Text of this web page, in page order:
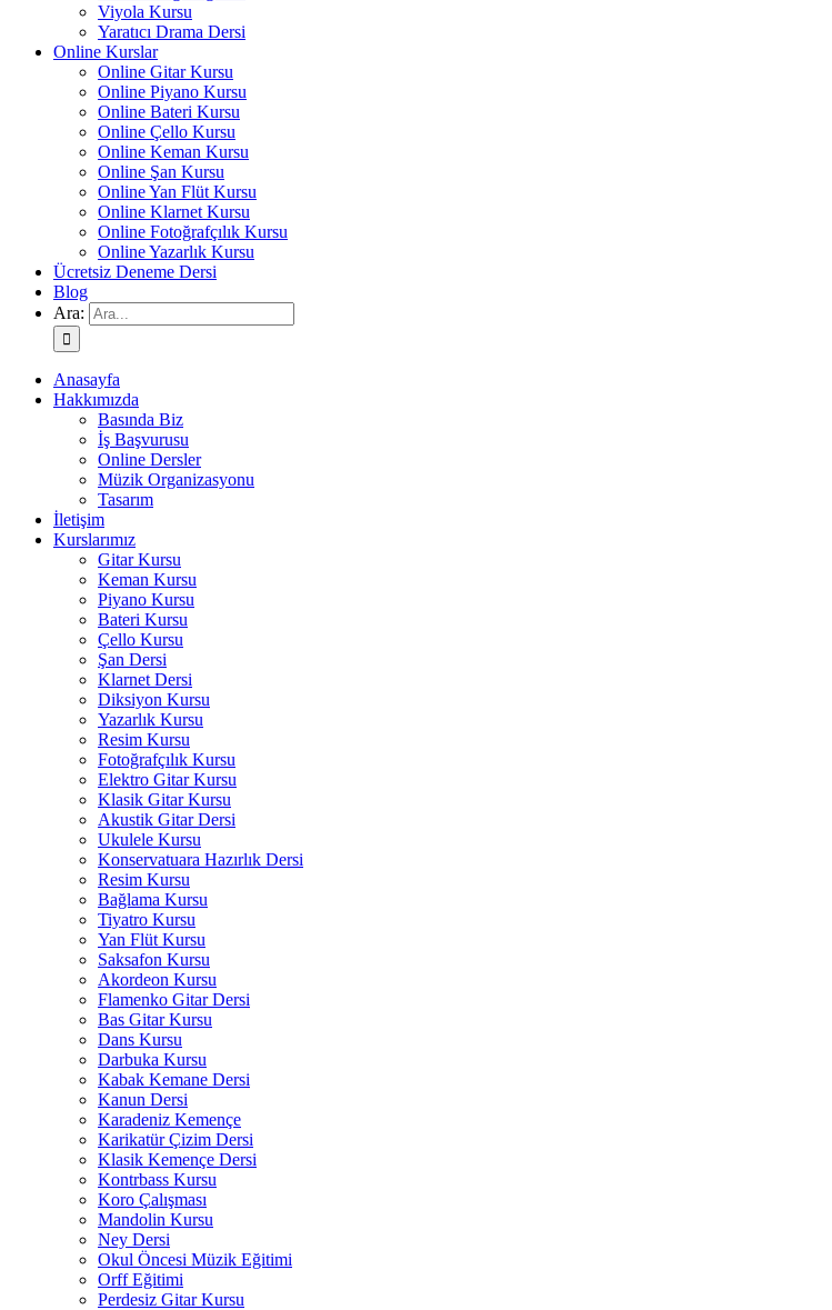
Viyola Kursu
Yaratıcı Drama Dersi
Online Kurslar
Online Gitar Kursu
Online Piyano Kursu
Online Bateri Kursu
Online Çello Kursu
Online Keman Kursu
Online Şan Kursu
Online Yan Flüt Kursu
Online Klarnet Kursu
Online Fotoğrafçılık Kursu
Online Yazarlık Kursu
Ücretsiz Deneme Dersi
Blog
Ara:
Anasayfa
Hakkımızda
Basında Biz
İş Başvurusu
Online Dersler
Müzik Organizasyonu
Tasarım
İletişim
Kurslarımız
Gitar Kursu
Keman Kursu
Piyano Kursu
Bateri Kursu
Çello Kursu
Şan Dersi
Klarnet Dersi
Diksiyon Kursu
Yazarlık Kursu
Resim Kursu
Fotoğrafçılık Kursu
Elektro Gitar Kursu
Klasik Gitar Kursu
Akustik Gitar Dersi
Ukulele Kursu
Konservatuara Hazırlık Dersi
Resim Kursu
Bağlama Kursu
Tiyatro Kursu
Yan Flüt Kursu
Saksafon Kursu
Akordeon Kursu
Flamenko Gitar Dersi
Bas Gitar Kursu
Dans Kursu
Darbuka Kursu
Kabak Kemane Dersi
Kanun Dersi
Karadeniz Kemençe
Karikatür Çizim Dersi
Klasik Kemençe Dersi
Kontrbass Kursu
Koro Çalışması
Mandolin Kursu
Ney Dersi
Okul Öncesi Müzik Eğitimi
Orff Eğitimi
Perdesiz Gitar Kursu